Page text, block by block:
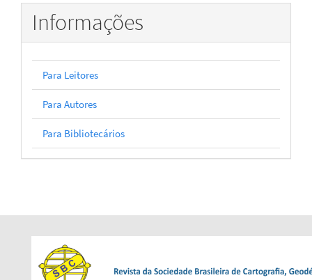
Informações
Para Leitores
Para Autores
Para Bibliotecários